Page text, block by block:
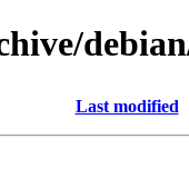
Last modified